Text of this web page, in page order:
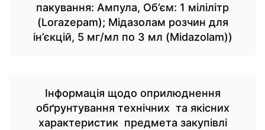
пакування: Ампула, Об’єм: 1 мілілітр
(Lorazepam); Мідазолам розчин для
ін’єкцій, 5 мг/мл по 3 мл (Midazolam))
Інформація щодо оприлюднення
обґрунтування технічних та якісних
характеристик предмета закупівлі